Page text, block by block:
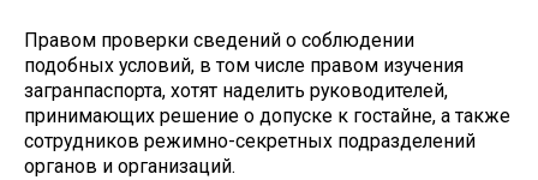
Правом проверки сведений о соблюдении
подобных условий, в том числе правом изучения
загранпаспорта, хотят наделить руководителей,
принимающих решение о допуске к гостайне, а также
сотрудников режимно-секретных подразделений
органов и организаций.